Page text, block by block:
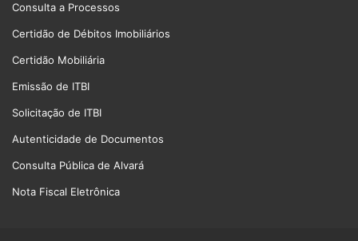
Consulta a Processos
Certidão de Débitos Imobiliários
Certidão Mobiliária
Emissão de ITBI
Solicitação de ITBI
Autenticidade de Documentos
Consulta Pública de Alvará
Nota Fiscal Eletrônica